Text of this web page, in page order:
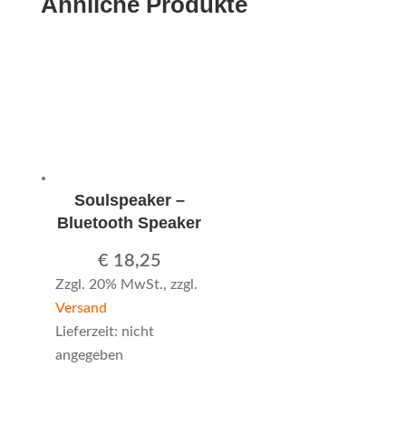
Soulspeaker –
Bluetooth Speaker
€ 18,25
Zzgl. 20% MwSt., zzgl.
Versand
Lieferzeit: nicht
angegeben